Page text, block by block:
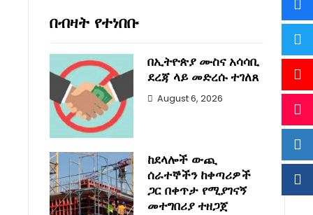
በብዛት የተነበቡ
በኢትዮጵያ ሙስና አሳሳቢ
ደረጃ ላይ መድረሱ ተገለጸ
August 6, 2026
ከደላሎች ውጪ
ሰራተኞችን ከቀጣሪዎች
ጋር በቀጥታ የሚያገናኝ
መተግበሪያ ተዘጋጀ